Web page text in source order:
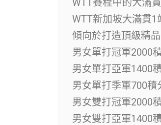
WTT賽程中的大滿
WTT新加坡大滿貫
傾向於打造頂級精
男女單打冠軍2000
男女單打亞軍1400
男女單打季軍700積
男女雙打冠軍2000
男女雙打亞軍1400